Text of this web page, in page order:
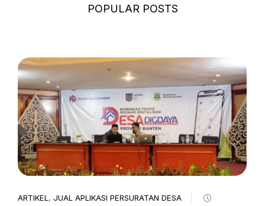
POPULAR POSTS
ARTIKEL , JUAL APLIKASI PERSURATAN DESA